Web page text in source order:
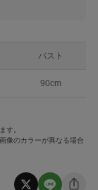
バスト
90cm
す。
像のカラーが異なる場合